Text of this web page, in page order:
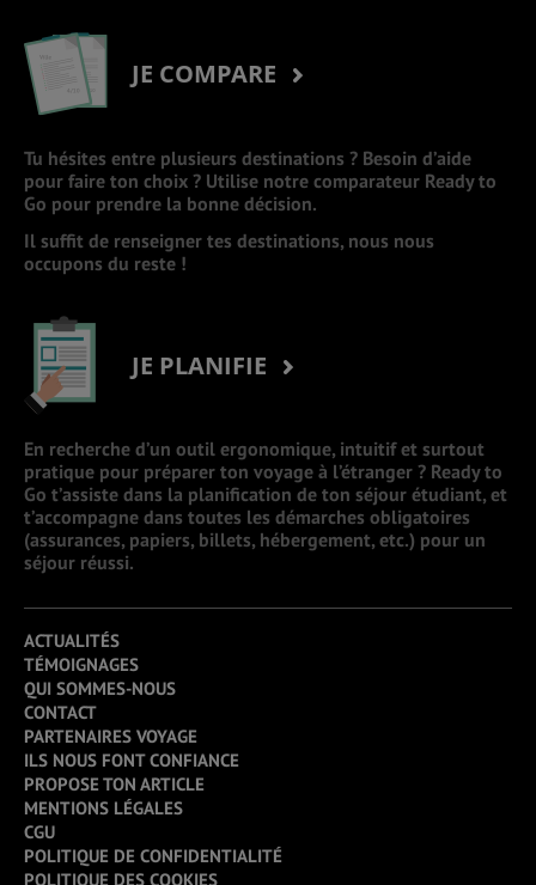
JE COMPARE
Tu hésites entre plusieurs destinations ? Besoin d’aide
pour faire ton choix ? Utilise notre comparateur Ready to
Go pour prendre la bonne décision.
Il suffit de renseigner tes destinations, nous nous
occupons du reste !
JE PLANIFIE
En recherche d’un outil ergonomique, intuitif et surtout
pratique pour préparer ton voyage à l’étranger ? Ready to
Go t’assiste dans la planification de ton séjour étudiant, et
t’accompagne dans toutes les démarches obligatoires
(assurances, papiers, billets, hébergement, etc.) pour un
séjour réussi.
ACTUALITÉS
TÉMOIGNAGES
QUI SOMMES-NOUS
CONTACT
PARTENAIRES VOYAGE
ILS NOUS FONT CONFIANCE
PROPOSE TON ARTICLE
MENTIONS LÉGALES
CGU
POLITIQUE DE CONFIDENTIALITÉ
POLITIQUE DES COOKIES